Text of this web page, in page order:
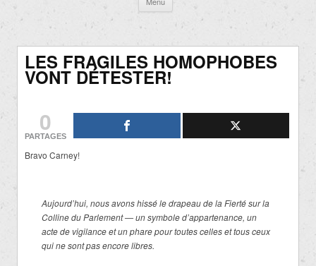
contenu
LES FRAGILES HOMOPHOBES
VONT DÉTESTER!
0
PARTAGES
Bravo Carney!
Aujourd’hui, nous avons hissé le drapeau de la Fierté sur la
Colline du Parlement — un symbole d’appartenance, un
acte de vigilance et un phare pour toutes celles et tous ceux
qui ne sont pas encore libres.